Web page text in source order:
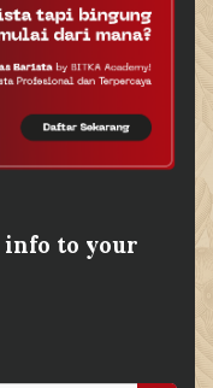
to your